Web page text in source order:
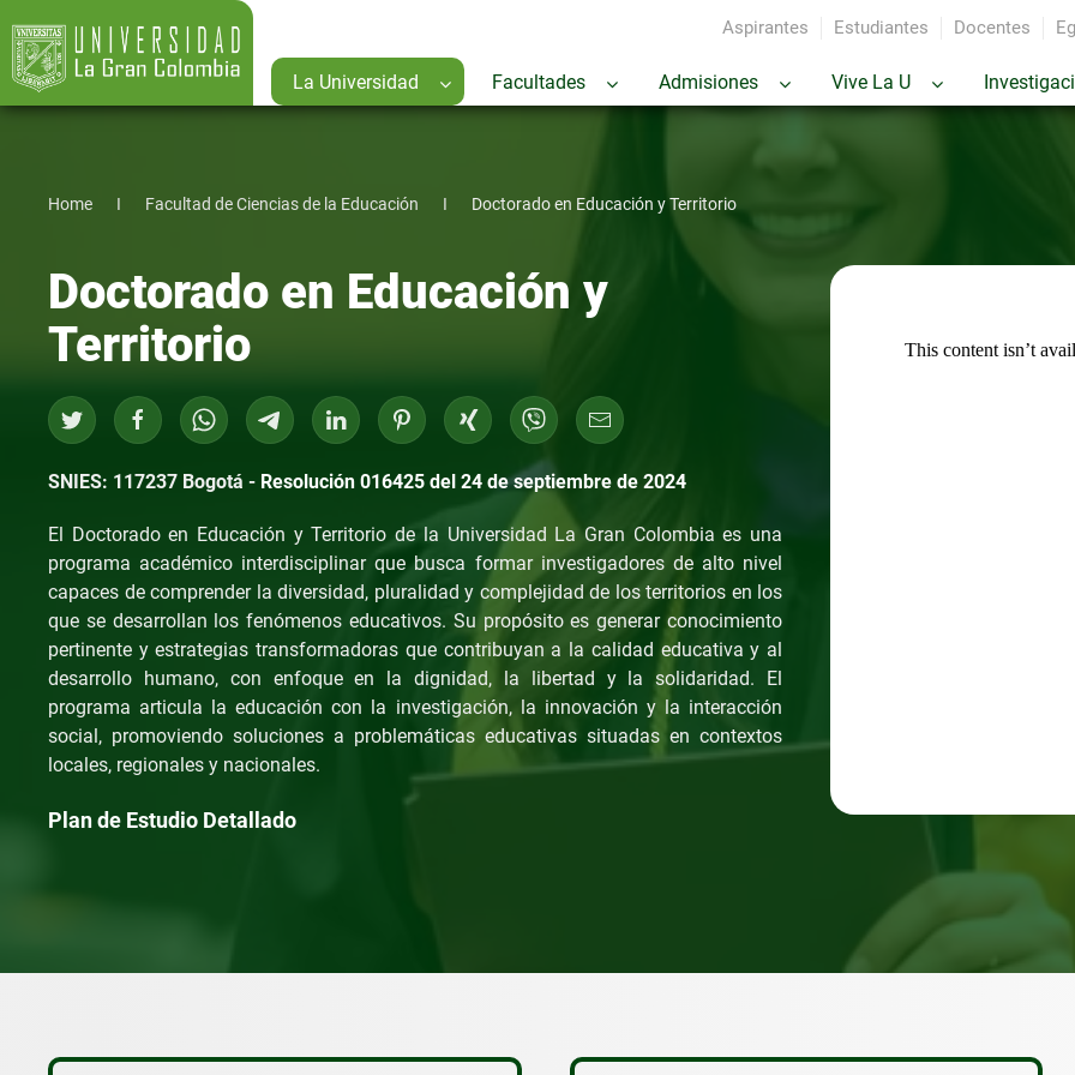
Aspirantes Estudiantes Docentes
La Universidad Facultades Admisiones Vive La U
Home Facultad de Ciencias de la Educación Doctorado en Educación y Territorio
Doctorado en Educación y
Territorio
SNIES: 117237 Bogotá - Resolución 016425 del 24 de septiembre de 2024
El Doctorado en Educación y Territorio de la Universidad La Gran Colombia es una
programa académico interdisciplinar que busca formar investigadores de alto nivel
capaces de comprender la diversidad, pluralidad y complejidad de los territorios en los
que se desarrollan los fenómenos educativos. Su propósito es generar conocimiento
pertinente y estrategias transformadoras que contribuyan a la calidad educativa y al
desarrollo humano, con enfoque en la dignidad, la libertad y la solidaridad. El
programa articula la educación con la investigación, la innovación y la interacción
social, promoviendo soluciones a problemáticas educativas situadas en contextos
locales, regionales y nacionales.
Plan de Estudio Detallado